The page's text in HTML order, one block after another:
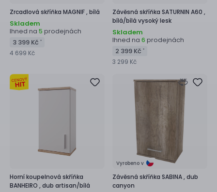
Zrcadlová skříňka MAGNIF ,bílá
Skladem
Ihned na 5 prodejnách
3 399 Kč *
4 699 Kč
Závěsná skříňka SATURNIN A60 ,
bílá/bílá vysoký lesk
Skladem
Ihned na 6 prodejnách
2 399 Kč *
3 299 Kč
Horní koupelnová skříňka
BANHEIRO ,dub artisan/bílá
Vyrobeno v
Závěsná skříňka SABINA ,dub
canyon